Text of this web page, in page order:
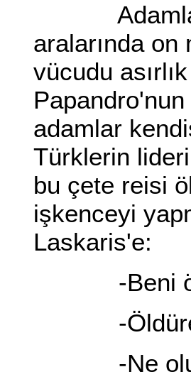
Adamlar
aralarında on
vücudu
adamlar
Türklerin
bu çete reisi
işkenceyi
Laskaris'e:
-Beni
-
-Ne olur